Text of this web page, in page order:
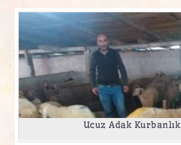
Ucuz Adak Kurbanlık